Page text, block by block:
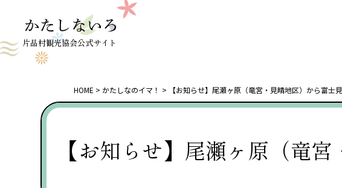
片品村観光協会公式サイト
HOME かたしなのイマ！ 【お知らせ】尾瀬ヶ原（竜宮・見晴地区）から富士
【お知らせ】尾瀬ヶ原（竜